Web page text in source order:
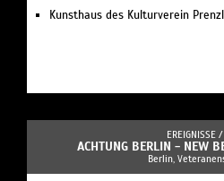
Kunsthaus des Kulturverein
EREIGNISSE /
ACHTUNG BERLIN - NEW
Berlin,